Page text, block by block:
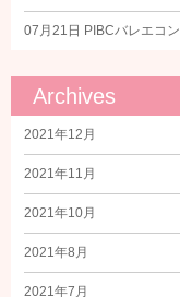
07月21日 PIBCバレエコ
Archives
2021年12月
2021年11月
2021年10月
2021年8月
2021年7月